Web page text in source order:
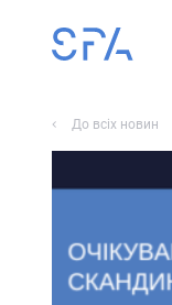
До всіх новин